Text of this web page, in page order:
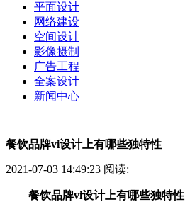
平面设计
网络建设
空间设计
影像摄制
广告工程
全案设计
新闻中心
餐饮品牌vi设计上有哪些独特性
2021-07-03 14:49:23 阅读:
餐饮品牌vi设计上有哪些独特性